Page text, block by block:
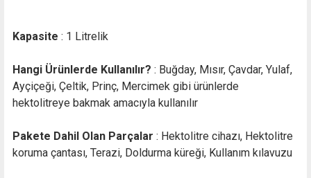
Kapasite : 1 Litrelik
Hangi Ürünlerde Kullanılır? : Buğday, Mısır, Çavdar, Yulaf,
Ayçiçeği, Çeltik, Prinç, Mercimek gibi ürünlerde
hektolitreye bakmak amacıyla kullanılır
Pakete Dahil Olan Parçalar : Hektolitre cihazı, Hektolitre
koruma çantası, Terazi, Doldurma küreği, Kullanım kılavuzu